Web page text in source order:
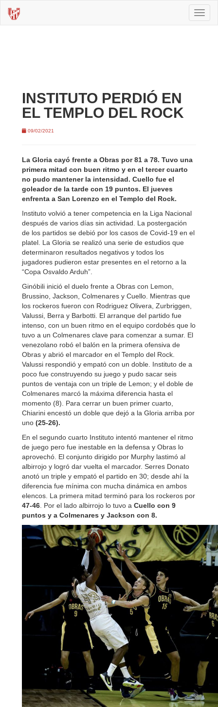
INSTITUTO PERDIÓ EN
EL TEMPLO DEL ROCK
09/02/2021
La Gloria cayó frente a Obras por 81 a 78. Tuvo una
primera mitad con buen ritmo y en el tercer cuarto
no pudo mantener la intensidad. Cuello fue el
goleador de la tarde con 19 puntos. El jueves
enfrenta a San Lorenzo en el Templo del Rock.
Instituto volvió a tener competencia en la Liga Nacional
después de varios días sin actividad. La postergación
de los partidos se debió por los casos de Covid-19 en el
platel. La Gloria se realizó una serie de estudios que
determinaron resultados negativos y todos los
jugadores pudieron estar presentes en el retorno a la
“Copa Osvaldo Arduh”.
Ginóbili inició el duelo frente a Obras con Lemon,
Brussino, Jackson, Colmenares y Cuello. Mientras que
los rockeros fueron con Rodriguez Olivera, Zurbriggen,
Valussi, Berra y Barbotti. El arranque del partido fue
intenso, con un buen ritmo en el equipo cordobés que lo
tuvo a un Colmenares clave para comenzar a sumar. El
venezolano robó el balón en la primera ofensiva de
Obras y abrió el marcador en el Templo del Rock.
Valussi respondió y empató con un doble. Instituto de a
poco fue construyendo su juego y pudo sacar seis
puntos de ventaja con un triple de Lemon; y el doble de
Colmenares marcó la máxima diferencia hasta el
momento (8). Para cerrar un buen primer cuarto,
Chiarini encestó un doble que dejó a la Gloria arriba por
uno (25-26).
En el segundo cuarto Instituto intentó mantener el ritmo
de juego pero fue inestable en la defensa y Obras lo
aprovechó. El conjunto dirigido por Murphy lastimó al
albirrojo y logró dar vuelta el marcador. Serres Donato
anotó un triple y empató el partido en 30; desde ahí la
diferencia fue mínima con mucha dinámica en ambos
elencos. La primera mitad terminó para los rockeros por
47-46 . Por el lado albirrojo lo tuvo a Cuello con 9
puntos y a Colmenares y Jackson con 8.